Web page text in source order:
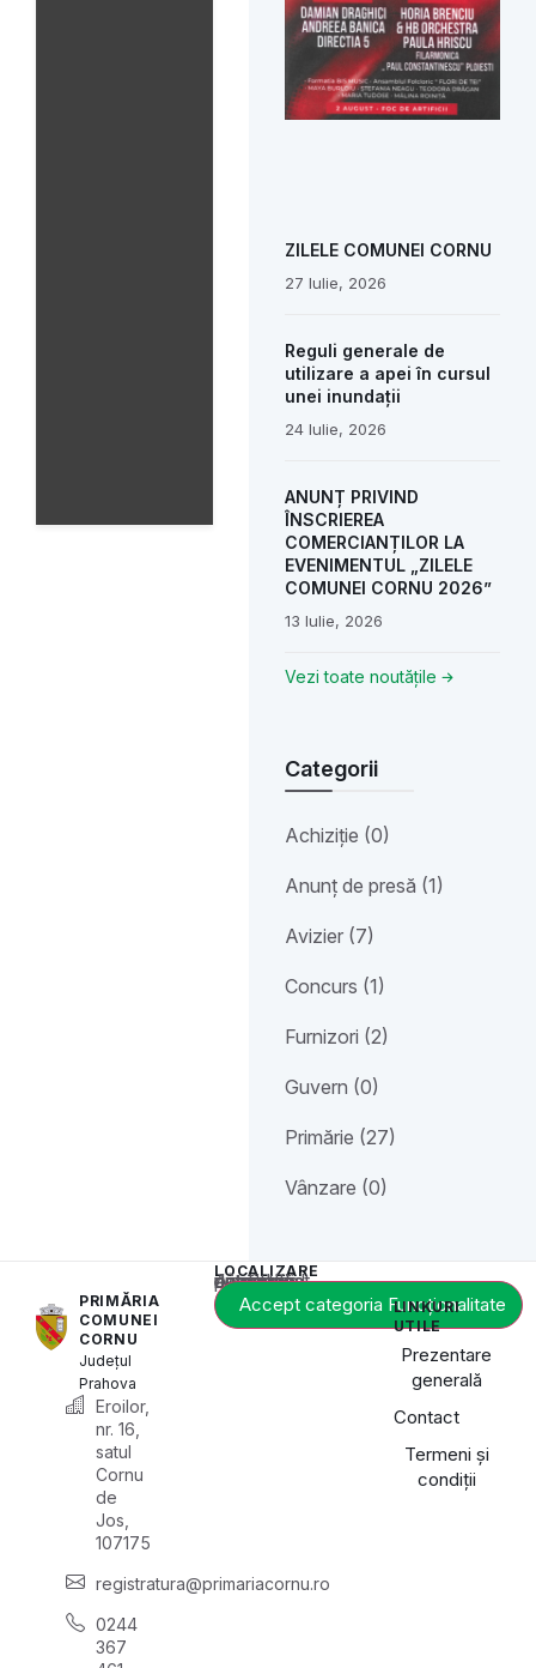
ZILELE COMUNEI CORNU
27 Iulie, 2026
Reguli generale de
utilizare a apei în cursul
unei inundații
24 Iulie, 2026
ANUNȚ PRIVIND
ÎNSCRIEREA
COMERCIANȚILOR LA
EVENIMENTUL „ZILELE
COMUNEI CORNU 2026”
13 Iulie, 2026
Vezi toate noutățile
Categorii
Achiziție (0)
Anunț de presă (1)
Avizier (7)
Concurs (1)
Furnizori (2)
Guvern (0)
Primărie (27)
Vânzare (0)
PRIMĂRIA
COMUNEI
CORNU
Județul
Prahova
Eroilor,
nr. 16,
satul
Cornu
de
Jos,
107175
registratura@primariacornu.ro
0244
367
LOCALIZARE
Acest conținut este blocat până când acceptați categoria de cookie-uri necesară.
Accept categoria Funcționalitate
LINKURI
UTILE
Prezentare
generală
Contact
Termeni și
condiții